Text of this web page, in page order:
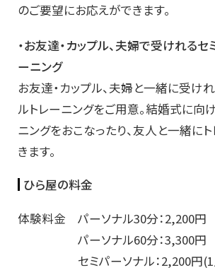
のご要望にお応えができます。
・お友達・カップル、夫婦で受けれるセ
ーニング
お友達・カップル、夫婦と一緒に受け
ルトレーニングをご用意。結婚式に向
ニングをおこなったり、友人と一緒に
きます。
ひら屋の料金
体験料金 パーソナル30分：2,200円
パーソナル60分：3,300円
セミパーソナル：2,200円(1